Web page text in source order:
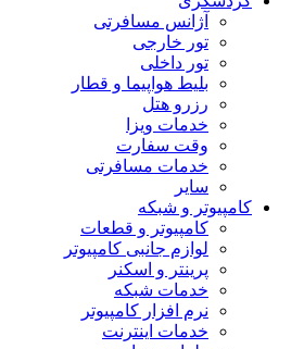
آژانس مسافرتی
تور خارجی
تور داخلی
بلیط هواپیما و قطار
رزرو هتل
خدمات ویزا
وقت سفارت
خدمات مسافرتی
سایر
کامپیوتر و شبکه
کامپیوتر و قطعات
لوازم جانبی کامپیوتر
پرینتر و اسکنر
خدمات شبکه
نرم افزار کامپیوتر
خدمات اینترنت